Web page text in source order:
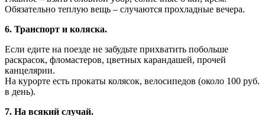
Обязательно теплую вещь – случаются прохладные вечера.
6. Транспорт и коляска.
Если едите на поезде не забудьте прихватить побольше
раскрасок, фломастеров, цветных карандашей, прочей
канцелярии.
На курорте есть прокаты колясок, велосипедов (около 100 руб.
в день).
7. На всякий случай.